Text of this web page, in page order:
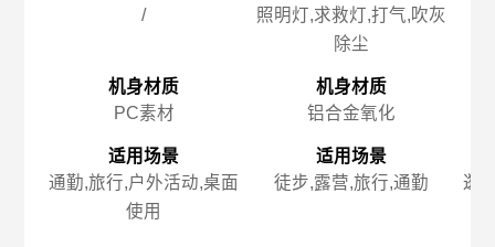
/
机身材质
PC素材
适用场景
通勤,旅行,户外活动,桌面
使用
照明灯,求救灯,打气,吹灰
除尘
机身材质
铝合金氧化
适用场景
徒步,露营,旅行,通勤
逛